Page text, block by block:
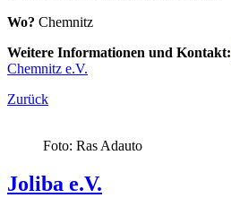
Wo? Chemnitz
Weitere Informationen und Kontakt:
Chemnitz e.V.
Zurück
Foto: Ras Adauto
Joliba e.V.